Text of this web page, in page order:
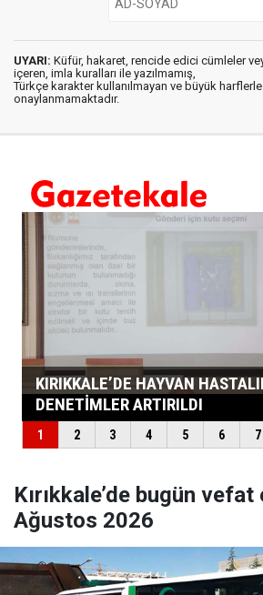
UYARI: Küfür, hakaret, rencide edici cümleler
içeren, imla kuralları ile yazılmamış,
Türkçe karakter kullanılmayan ve büyük harflerle
onaylanmamaktadır.
Kırıkkale’de bugün
Ağustos 2026